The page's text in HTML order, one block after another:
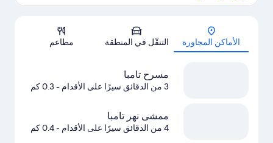
الخريطة
الأماكن المجاورة التنقّل في المنطقة مطاعم
مسرح تامبا
3 من الدقائق سيرًا على الأقدام - 0.3 كم
ممشى نهر تامبا
4 من الدقائق سيرًا على الأقدام - 0.4 كم